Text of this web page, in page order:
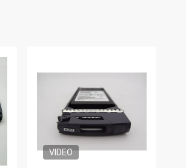
VIDEO